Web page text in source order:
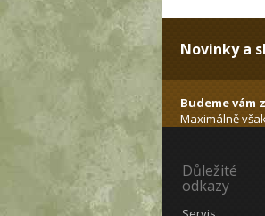
Novinky a
Budeme vám
Maximálně
Důležité
odkazy